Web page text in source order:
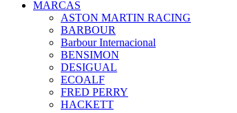
MARCAS
ASTON MARTIN RACING
BARBOUR
Barbour Internacional
BENSIMON
DESIGUAL
ECOALF
FRED PERRY
HACKETT